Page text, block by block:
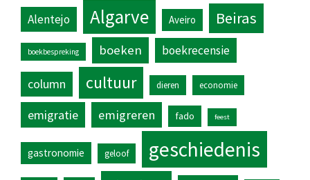
Alentejo Algarve Aveiro Beiras
boekbespreking boeken boekrecensie
column cultuur dieren economie
emigratie emigreren fado feest
gastronomie geloof geschiedenis